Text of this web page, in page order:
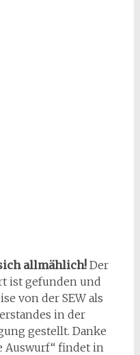
allmählich!Der
ist gefunden und
von der SEW als
in der
gestellt. Danke
Auswurf“ findet in